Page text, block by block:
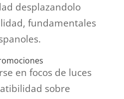
desplazandolo
fundamentales
en focos de luces
sobre